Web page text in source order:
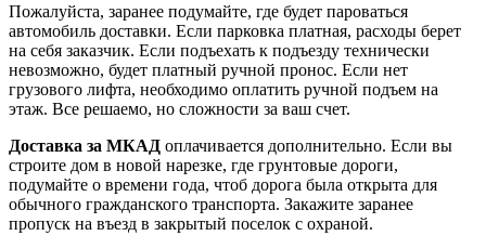
Пожалуйста, заранее подумайте, где будет пароваться
автомобиль доставки. Если парковка платная, расходы берет
на себя заказчик. Если подъехать к подъезду технически
невозможно, будет платный ручной пронос. Если нет
грузового лифта, необходимо оплатить ручной подъем на
этаж. Все решаемо, но сложности за ваш счет.
Доставка за МКАД оплачивается дополнительно. Если вы
строите дом в новой нарезке, где грунтовые дороги,
подумайте о времени года, чтоб дорога была открыта для
обычного гражданского транспорта. Закажите заранее
пропуск на въезд в закрытый поселок с охраной.